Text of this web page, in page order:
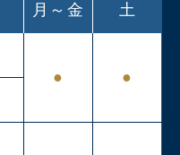
月～金 土
●
●